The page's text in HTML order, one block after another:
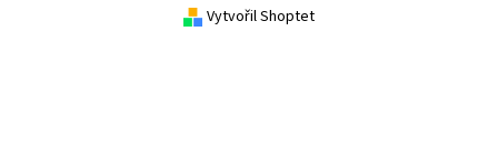
Vytvořil Shoptet